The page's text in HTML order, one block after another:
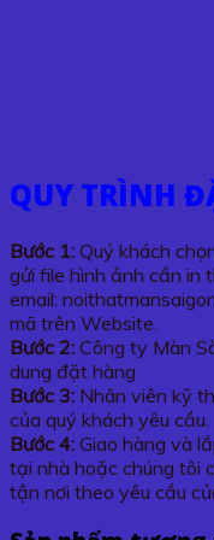
QUY TRÌNH
Bước 1: Quý khách
gửi file hình ảnh cần in
email:
mã trên Website.
Bước 2: Công ty Màn
dung đặt hàng
Bước 3: Nhân viên kỹ
của quý khách yêu cầu.
Bước 4: Giao hàng và
tại nhà hoặc chúng tôi
tận nơi theo yêu cầu